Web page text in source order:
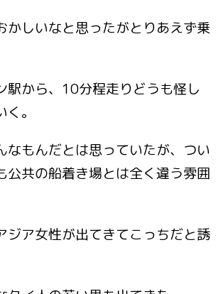
かしいなと思ったがとりあえず乗
駅から、10分程走りどうも怪し
。
なもんだとは思っていたが、つい
公共の船着き場とは全く違う雰囲
ジア女性が出てきてこっちだと誘